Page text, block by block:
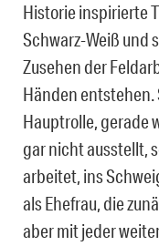
Historie inspirierte
Schwarz-Weiß und
Zusehen der
Händen
Hauptrolle, gerade
gar nicht ausstellt,
arbeitet, ins
als Ehefrau, die
aber mit jeder